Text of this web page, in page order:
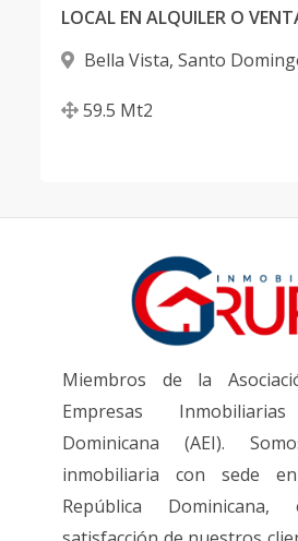
Bella Vista, Santo
59.5 Mt2
Miembros de la
Empresas
Dominicana (AEI).
inmobiliaria con sede
República